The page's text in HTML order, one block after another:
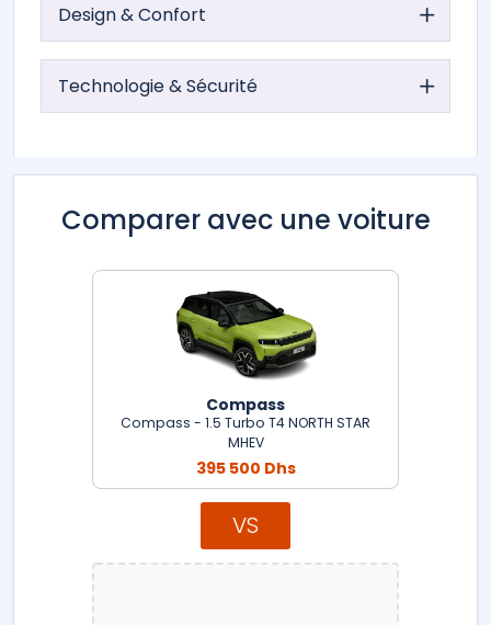
Design & Confort
Technologie & Sécurité
Comparer avec une voiture
Compass
Compass - 1.5 Turbo T4 NORTH STAR
MHEV
395 500 Dhs
VS